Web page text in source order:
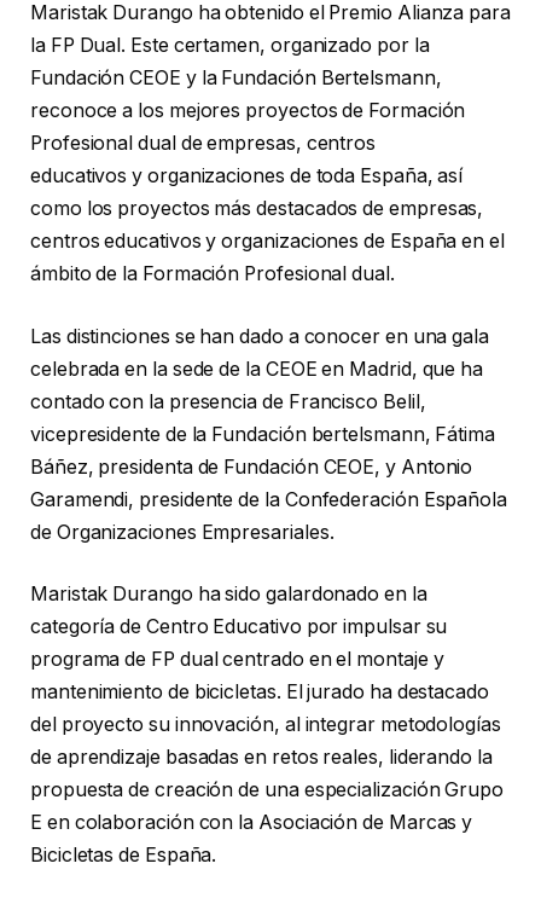
Maristak Durango ha obtenido el Premio Alianza para
la FP Dual. Este certamen, organizado por la
Fundación CEOE y la Fundación Bertelsmann,
reconoce a los mejores proyectos de Formación
Profesional dual de empresas, centros
educativos y organizaciones de toda España, así
como los proyectos más destacados de empresas,
centros educativos y organizaciones de España en el
ámbito de la Formación Profesional dual.
Las distinciones se han dado a conocer en una gala
celebrada en la sede de la CEOE en Madrid, que ha
contado con la presencia de Francisco Belil,
vicepresidente de la Fundación bertelsmann, Fátima
Báñez, presidenta de Fundación CEOE, y Antonio
Garamendi, presidente de la Confederación Española
de Organizaciones Empresariales.
Maristak Durango ha sido galardonado en la
categoría de Centro Educativo por impulsar su
programa de FP dual centrado en el montaje y
mantenimiento de bicicletas. El jurado ha destacado
del proyecto su innovación, al integrar metodologías
de aprendizaje basadas en retos reales, liderando la
propuesta de creación de una especialización Grupo
E en colaboración con la Asociación de Marcas y
Bicicletas de España.